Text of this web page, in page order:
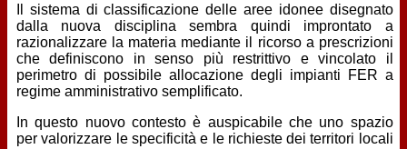
Il sistema di classificazione delle aree idonee disegnato
dalla nuova disciplina sembra quindi improntato a
razionalizzare la materia mediante il ricorso a prescrizioni
che definiscono in senso più restrittivo e vincolato il
perimetro di possibile allocazione degli impianti FER a
regime amministrativo semplificato.
In questo nuovo contesto è auspicabile che uno spazio
per valorizzare le specificità e le richieste dei territori locali